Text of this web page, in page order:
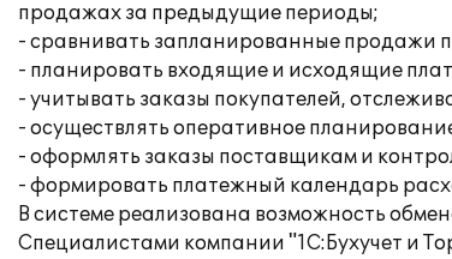
продажах за предыдущие периоды;
- сравнивать запланированные продажи
- планировать входящие и исходящие
- учитывать заказы покупателей,
- осуществлять оперативное
- оформлять заказы поставщикам и
- формировать платежный календарь
В системе реализована возможность
Специалистами компании "1С:Бухучет и